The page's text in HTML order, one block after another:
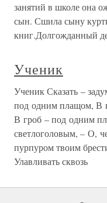
занятий в школе она
сын. Сшила сыну
книг.Долгожданный
Ученик
Ученик Сказать –
под одним плащом, В
В гроб – под одним
светлоголовым, – О,
пурпуром твоим
Улавливать сквозь